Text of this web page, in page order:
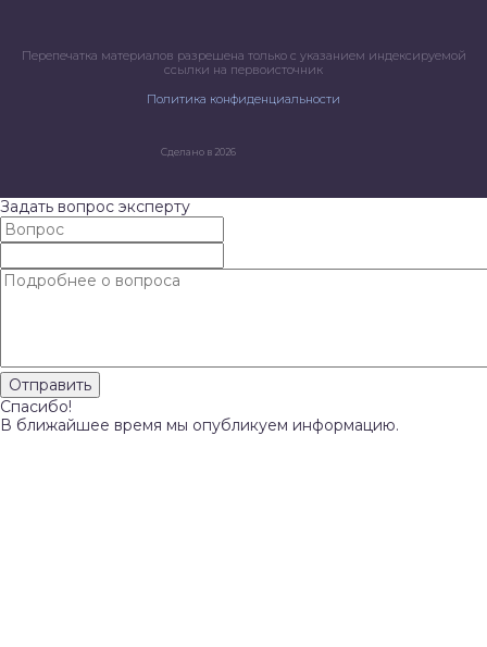
Перепечатка материалов разрешена только с указанием индексируемой
ссылки на первоисточник
Политика конфиденциальности
Сделано в 2026
Задать вопрос эксперту
Спасибо!
В ближайшее время мы опубликуем информацию.